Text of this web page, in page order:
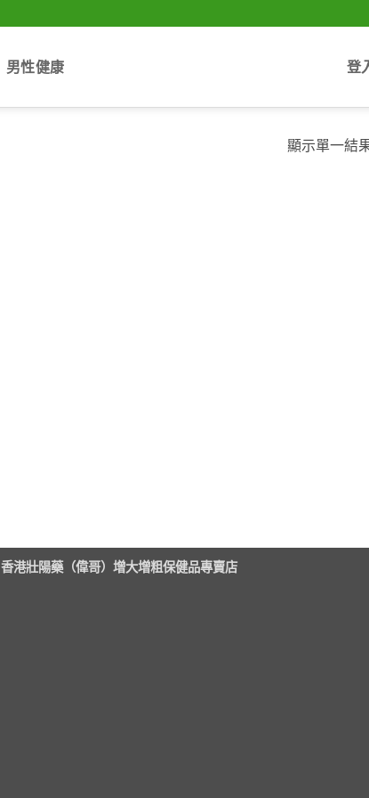
男性健康 登
顯示單一結
香港壯陽藥（偉哥）增大增粗保健品專賣店